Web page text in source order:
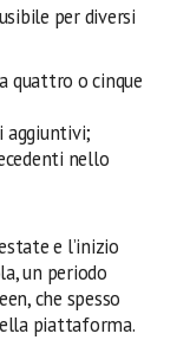
per diversi
quattro o cinque
aggiuntivi;
nello
e l’inizio
un periodo
che spesso
piattaforma.